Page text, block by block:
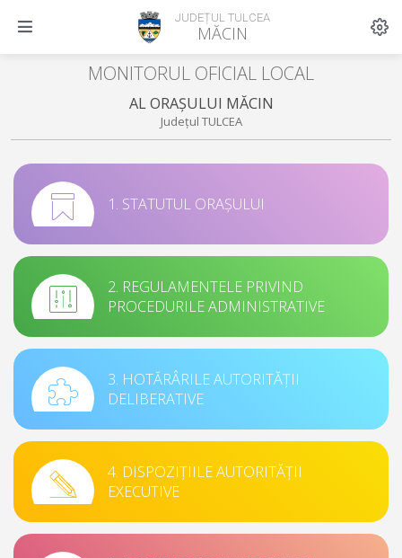
JUDEȚUL TULCEA
MĂCIN
MONITORUL OFICIAL LOCAL
AL ORAȘULUI MĂCIN
Județul TULCEA
1. STATUTUL ORAȘULUI
2. REGULAMENTELE PRIVIND
PROCEDURILE ADMINISTRATIVE
3. HOTĂRÂRILE AUTORITĂȚII
DELIBERATIVE
4. DISPOZIȚIILE AUTORITĂȚII
EXECUTIVE